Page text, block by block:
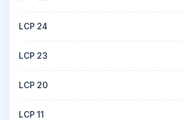
LCP 24
LCP 23
LCP 20
LCP 11